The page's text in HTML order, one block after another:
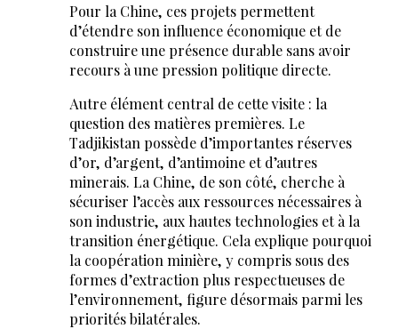
Pour la Chine, ces projets permettent
d’étendre son influence économique et de
construire une présence durable sans avoir
recours à une pression politique directe.
Autre élément central de cette visite : la
question des matières premières. Le
Tadjikistan possède d’importantes réserves
d’or, d’argent, d’antimoine et d’autres
minerais. La Chine, de son côté, cherche à
sécuriser l’accès aux ressources nécessaires à
son industrie, aux hautes technologies et à la
transition énergétique. Cela explique pourquoi
la coopération minière, y compris sous des
formes d’extraction plus respectueuses de
l’environnement, figure désormais parmi les
priorités bilatérales.